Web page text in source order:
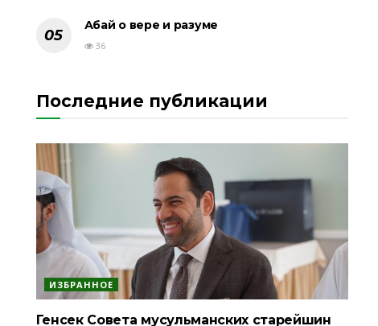
Абай о вере и разуме
36
Последние публикации
ИЗБРАННОЕ
Генсек Совета мусульманских старейшин